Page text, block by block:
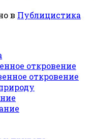
в Публицистика
откровение
откровение